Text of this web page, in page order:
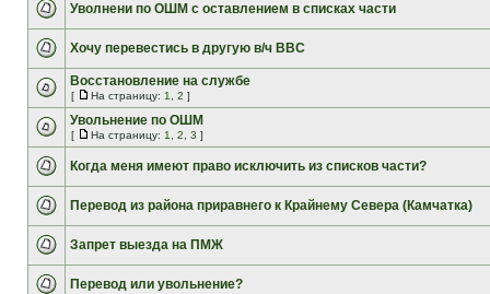
Уволнени по ОШМ с оставлением в списках части
Хочу перевестись в другую в/ч ВВС
Восстановление на службе
[ На страницу: 1 2 ]
Увольнение по ОШМ
[ На страницу: 1 2 3 ]
Когда меня имеют право исключить из списков части?
Перевод из района приравнего к Крайнему Севера (Камчатка)
Запрет выезда на ПМЖ
Перевод или увольнение?